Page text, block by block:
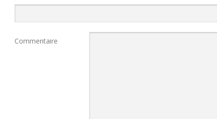
Commentaire